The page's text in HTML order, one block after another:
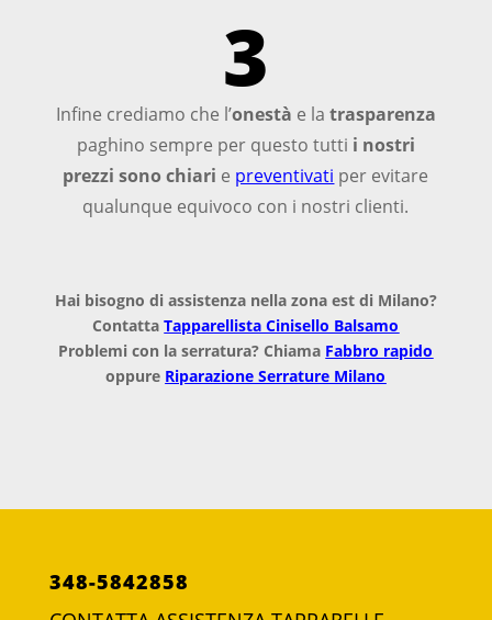
3
Infine crediamo che l’onestà e la trasparenza
paghino sempre per questo tutti i nostri
prezzi sono chiari e preventivati per evitare
qualunque equivoco con i nostri clienti.
Hai bisogno di assistenza nella zona est di Milano?
ContattaTapparellista Cinisello Balsamo
Problemi con la serratura? Chiama Fabbro rapido
oppure Riparazione Serrature Milano
348-5842858